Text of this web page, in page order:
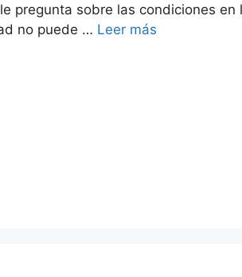
pregunta sobre las condiciones en
no puede … Leer más